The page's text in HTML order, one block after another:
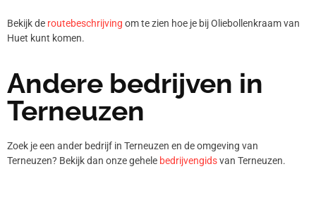
Bekijk de routebeschrijving om te zien hoe je bij Oliebollenkraam van
Huet kunt komen.
Andere bedrijven in
Terneuzen
Zoek je een ander bedrijf in Terneuzen en de omgeving van
Terneuzen? Bekijk dan onze gehele bedrijvengidsvan Terneuzen.